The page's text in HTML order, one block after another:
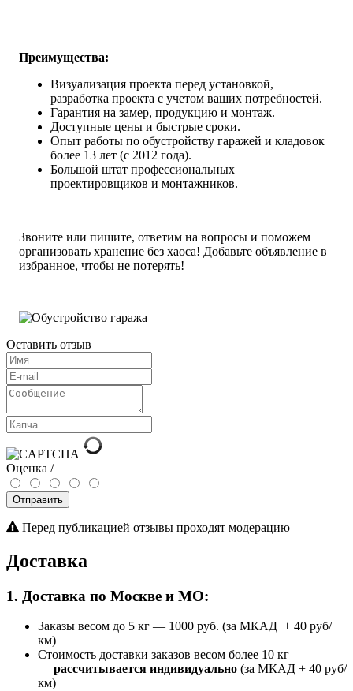
Преимущества:
Визуализация проекта перед установкой,
разработка проекта с учетом ваших потребностей.
Гарантия на замер, продукцию и монтаж.
Доступные цены и быстрые сроки.
Опыт работы по обустройству гаражей и кладовок
более 13 лет (с 2012 года).
Большой штат профессиональных
проектировщиков и монтажников.
Звоните или пишите, ответим на вопросы и поможем
организовать хранение без хаоса! Добавьте объявление в
избранное, чтобы не потерять!
Оставить отзыв
Оценка /
Отправить
Перед публикацией отзывы проходят модерацию
Доставка
1. Доставка по Москве и МО:
Заказы весом до 5 кг — 1000 руб. (за МКАД + 40 руб/
км)
Стоимость доставки заказов весом более 10 кг
— рассчитывается индивидуально (за МКАД + 40 руб/
км)